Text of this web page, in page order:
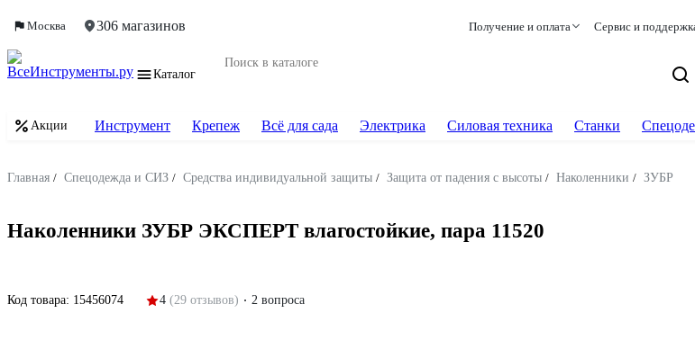
Москва 306 магазинов Получение и оплата Сервис и
Каталог
Акции Инструмент Крепеж Всё для сада Электрика Силовая техника Станки
Главная / Спецодежда и СИЗ / Средства индивидуальной защиты / Защита от падения с высоты / Наколенники / ЗУБР
Наколенники ЗУБР ЭКСПЕРТ влагостойкие, пара 11520
Код товара: 15456074 4 (29 отзывов) 2 вопроса